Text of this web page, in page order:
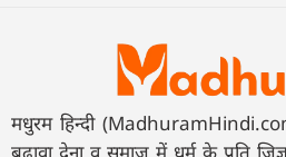
मधुरम हिन्दी